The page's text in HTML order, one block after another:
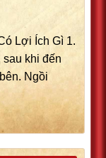
Lợi Ích Gì 1.
sau khi đến
Ngồi